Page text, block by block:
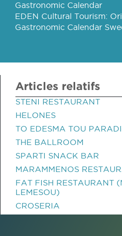
Gastronomic Calendar
EDEN Cultural Tourism:
Gastronomic Calendar
Articles relatifs
STENI RESTAURANT
HELONES
TO EDESMA TOU
THE BALLROOM
SPARTI SNACK BAR
MARAMMENOS
FAT FISH RESTAURANT
LEMESOU)
CROSERIA